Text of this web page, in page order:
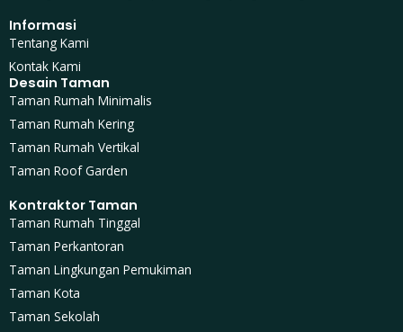
Informasi
Tentang Kami
Kontak Kami
Desain Taman
Taman Rumah Minimalis
Taman Rumah Kering
Taman Rumah Vertikal
Taman Roof Garden
Kontraktor Taman
Taman Rumah Tinggal
Taman Perkantoran
Taman Lingkungan Pemukiman
Taman Kota
Taman Sekolah